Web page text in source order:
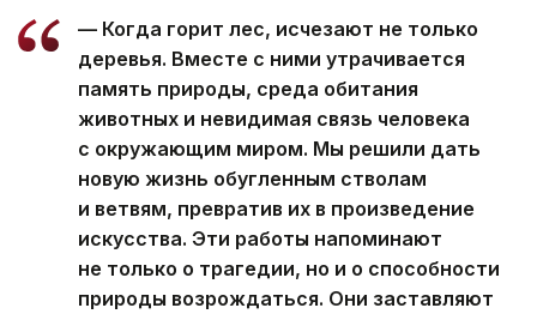
— Когда горит лес, исчезают не только
деревья. Вместе с ними утрачивается
память природы, среда обитания
животных и невидимая связь человека
с окружающим миром. Мы решили дать
новую жизнь обугленным стволам
и ветвям, превратив их в произведение
искусства. Эти работы напоминают
не только о трагедии, но и о способности
природы возрождаться. Они заставляют